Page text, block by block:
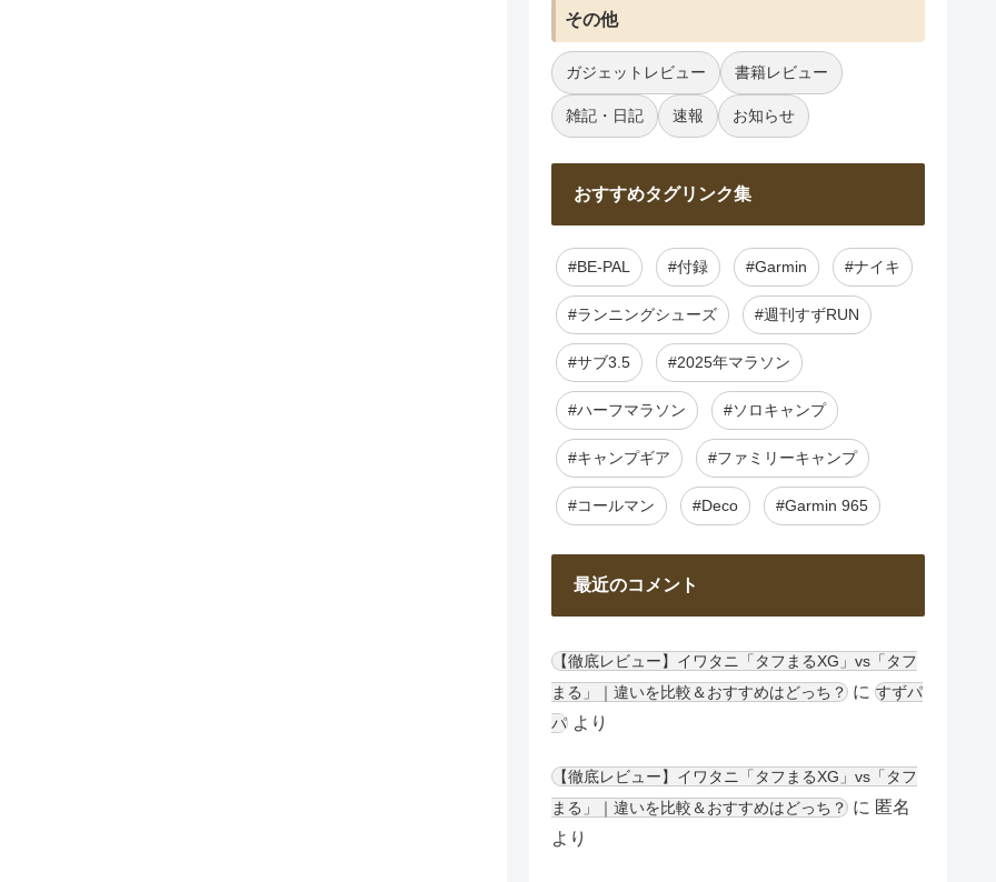
その他
ガジェットレビュー 書籍レビュー
雑記・日記 速報 お知らせ
おすすめタグリンク集
#BE-PAL #付録 #Garmin #ナイキ
#ランニングシューズ #週刊すずRUN
#サブ3.5 #2025年マラソン
#ハーフマラソン #ソロキャンプ
#キャンプギア #ファミリーキャンプ
#コールマン #Deco #Garmin 965
最近のコメント
【徹底レビュー】イワタニ「タフまるXG」vs「タフ
まる」｜違いを比較＆おすすめはどっち？ に すずパ
パ より
【徹底レビュー】イワタニ「タフまるXG」vs「タフ
まる」｜違いを比較＆おすすめはどっち？ に 匿名
より